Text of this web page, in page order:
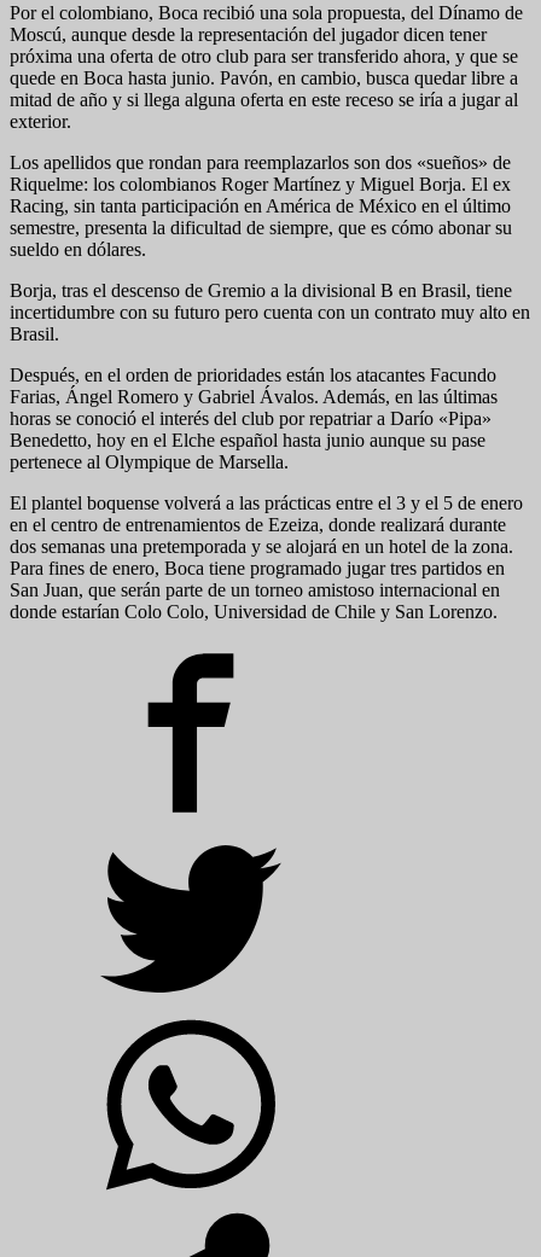
Por el colombiano, Boca recibió una sola propuesta, del Dínamo de
Moscú, aunque desde la representación del jugador dicen tener
próxima una oferta de otro club para ser transferido ahora, y que se
quede en Boca hasta junio. Pavón, en cambio, busca quedar libre a
mitad de año y si llega alguna oferta en este receso se iría a jugar al
exterior.
Los apellidos que rondan para reemplazarlos son dos «sueños» de
Riquelme: los colombianos Roger Martínez y Miguel Borja. El ex
Racing, sin tanta participación en América de México en el último
semestre, presenta la dificultad de siempre, que es cómo abonar su
sueldo en dólares.
Borja, tras el descenso de Gremio a la divisional B en Brasil, tiene
incertidumbre con su futuro pero cuenta con un contrato muy alto en
Brasil.
Después, en el orden de prioridades están los atacantes Facundo
Farias, Ángel Romero y Gabriel Ávalos. Además, en las últimas
horas se conoció el interés del club por repatriar a Darío «Pipa»
Benedetto, hoy en el Elche español hasta junio aunque su pase
pertenece al Olympique de Marsella.
El plantel boquense volverá a las prácticas entre el 3 y el 5 de enero
en el centro de entrenamientos de Ezeiza, donde realizará durante
dos semanas una pretemporada y se alojará en un hotel de la zona.
Para fines de enero, Boca tiene programado jugar tres partidos en
San Juan, que serán parte de un torneo amistoso internacional en
donde estarían Colo Colo, Universidad de Chile y San Lorenzo.